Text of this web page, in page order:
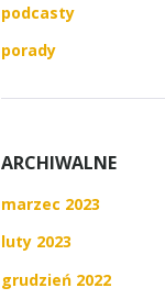
podcasty
porady
ARCHIWALNE
marzec 2023
luty 2023
grudzień 2022